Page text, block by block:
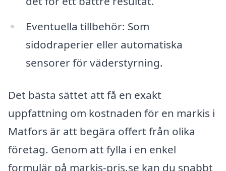
Eventuella tillbehör: Som
sidodraperier eller automatiska
sensorer för väderstyrning.
Det bästa sättet att få en exakt
uppfattning om kostnaden för en markis i
Matfors är att begära offert från olika
företag. Genom att fylla i en enkel
formulär på markis-pris.se kan du snabbt